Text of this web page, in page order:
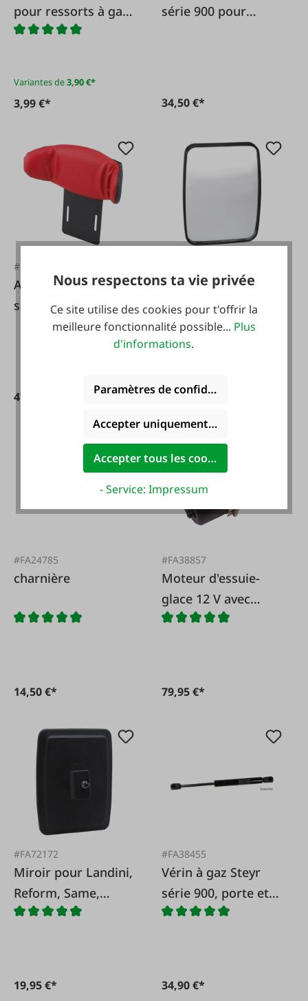
pour ressorts à gaz
Stabilus
Variantes de3,90 €*
3,99 €*
série 900 pour
34,50 €*
#FA60449
Appui-tête pour
siège Bambino
47,90 €*
Miroir 230x175mm
19,55 €*
#FA24785
charnière
14,50 €*
#FA38857
Moteur d'essuie-
glace 12 V avec
interrupteur intégré
79,95 €*
#FA72172
Miroir pour Landini,
Reform, Same,
Steyr, 235x180mm
19,95 €*
#FA38455
Vérin à gaz Steyr
série 900, porte et
lunette arrière
34,90 €*
Nous respectons ta vie privée
Ce site utilise des cookies pour t'offrir la
meilleure fonctionnalité possible... Plus
d'informations.
Paramètres de confidentialité
Accepter uniquement les cookies
Accepter tous les cookies
- Service: Impressum